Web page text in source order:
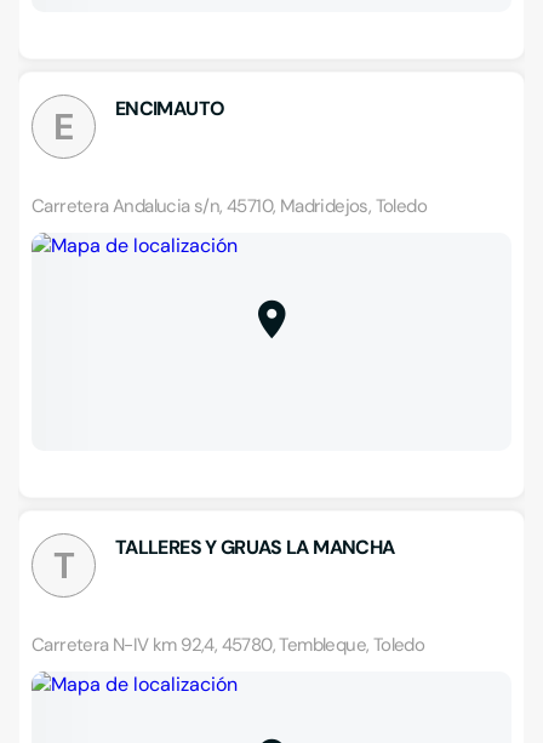
E ENCIMAUTO
Carretera Andalucia s/n, 45710, Madridejos, Toledo
T TALLERES Y GRUAS LA MANCHA
Carretera N-IV km 92,4, 45780, Tembleque, Toledo